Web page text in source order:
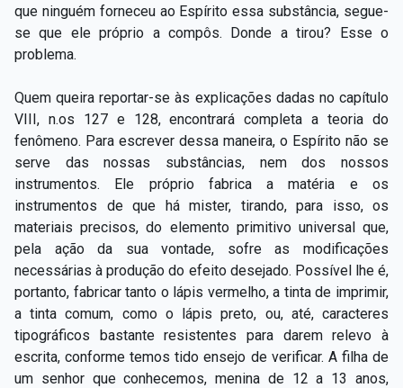
que ninguém forneceu ao Espírito essa substância, segue-
se que ele próprio a compôs. Donde a tirou? Esse o
problema.
Quem queira reportar-se às explicações dadas no capítulo
VIII, n.os 127 e 128, encontrará completa a teoria do
fenômeno. Para escrever dessa maneira, o Espírito não se
serve das nossas substâncias, nem dos nossos
instrumentos. Ele próprio fabrica a matéria e os
instrumentos de que há mister, tirando, para isso, os
materiais precisos, do elemento primitivo universal que,
pela ação da sua vontade, sofre as modificações
necessárias à produção do efeito desejado. Possível lhe é,
portanto, fabricar tanto o lápis vermelho, a tinta de imprimir,
a tinta comum, como o lápis preto, ou, até, caracteres
tipográficos bastante resistentes para darem relevo à
escrita, conforme temos tido ensejo de verificar. A filha de
um senhor que conhecemos, menina de 12 a 13 anos,